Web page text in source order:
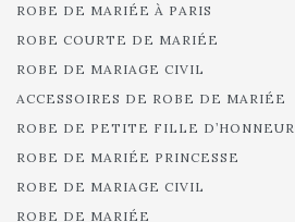
ROBE DE MARIÉE À PARIS
ROBE COURTE DE MARIÉE
ROBE DE MARIAGE CIVIL
ACCESSOIRES DE ROBE DE MARIÉE
ROBE DE PETITE FILLE D’HONNEUR
ROBE DE MARIÉE PRINCESSE
ROBE DE MARIAGE CIVIL
ROBE DE MARIÉE